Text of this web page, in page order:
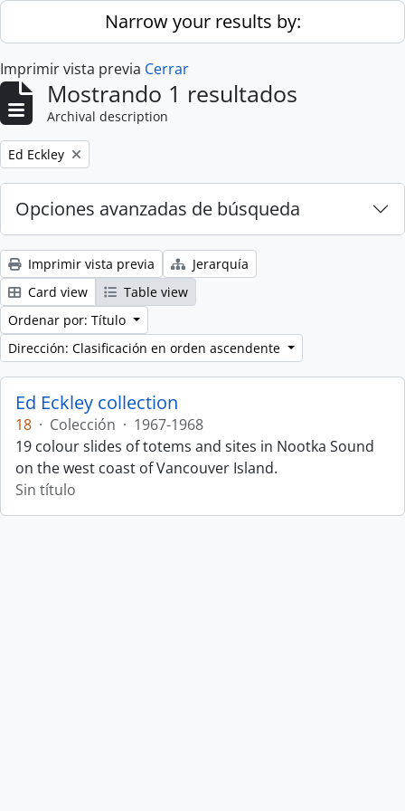
Skip to main contentNarrow your results by:
Imprimir vista previa Cerrar
Mostrando 1 resultados
Archival description
Remove filter:
Ed Eckley
Opciones avanzadas de búsqueda
Imprimir vista previa
Jerarquía
Card view
Table view
Ordenar por: Título
Dirección: Clasificación en orden ascendente
Ed Eckley collection
18 · Colección · 1967-1968
19 colour slides of totems and sites in Nootka Sound
on the west coast of Vancouver Island.
Sin título